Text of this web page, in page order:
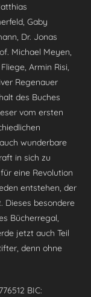
Gaby
Dr. Jonas
Michael Meyen,
Armin Risi,
Regenauer
des Buches
vom ersten
wunderbare
in sich zu
eine Revolution
entstehen, der
Dieses besondere
Bücherregal,
jetzt auch Teil
denn ohne
BIC: